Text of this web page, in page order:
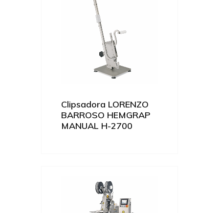
Clipsadora LORENZO
BARROSO HEMGRAP
MANUAL H-2700